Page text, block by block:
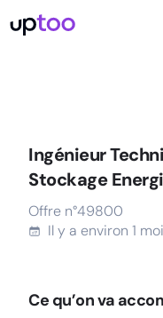
Ingénieur
Stockage
Offre n°49800
Il y a environ 1
Ce qu’on va